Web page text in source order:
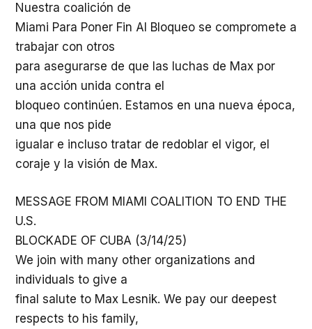
Nuestra coalición de
Miami Para Poner Fin Al Bloqueo se compromete a
trabajar con otros
para asegurarse de que las luchas de Max por
una acción unida contra el
bloqueo continúen. Estamos en una nueva época,
una que nos pide
igualar e incluso tratar de redoblar el vigor, el
coraje y la visión de Max.
MESSAGE FROM MIAMI COALITION TO END THE
U.S.
BLOCKADE OF CUBA (3/14/25)
We join with many other organizations and
individuals to give a
final salute to Max Lesnik. We pay our deepest
respects to his family,